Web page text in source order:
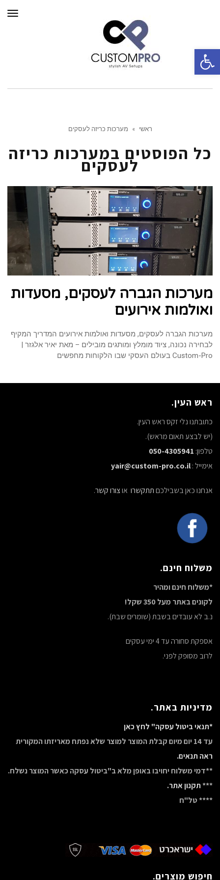
ראשי » מערכות כריזה לעסקים
כל הפוסטים במערכות כריזה
לעסקים
מערכות הגברה לעסקים, מסעדות
ואולמות אירועים
מערכות הגברה לעסקים, מסעדות ואולמות אירועים המדריך המקיף
לבחירה נכונה, ציוד מומלץ ומותגים מובילים – מאת יאיר אלגזר |
Custom-Pro בעולם העסקי שבו הלקוחות מחפשים
ראש העין.
כתובתנו נלי זקס ראש העין.
(יש לבצע תאום מראש).
טלפון: 050-4305941
אימייל :yair@custom-pro.co.il
אנחנו כאן בשבילכםתתקשרו אוצורו קשר.
משלוח חינם.
*משלוח חינם ומהיר
לקונים באתר מעל 350 שקל!
נ.ב לא עובדים בשבת (שומרים שבת).
אספקת סחורה עד 4 ימי עסקים
לרוב מסופק לפני.
מדיניות באתר.
*תנאי ביטול עסקה" לחץ כאן
עד 14 יום מיום קבלת המוצר למוצר שלא נפתח מאריזתו המקורית
ראה תנאים.
**דמי משלוח יחויבו באופן מלא ב"ביטול עסקה כאשר המוצר נשלח.
***תקנון אתר.
**** טל"ח
חיפוש מוצרים.
פתח סרגל נגישות